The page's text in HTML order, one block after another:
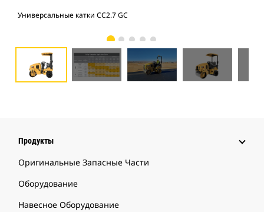
Универсальные катки CC2.7 GC
Продукты
Оригинальные Запасные Части
Оборудование
Навесное Оборудование